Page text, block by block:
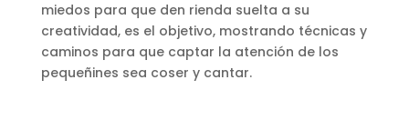
miedos para que den rienda suelta a su
creatividad, es el objetivo, mostrando técnicas y
caminos para que captar la atención de los
pequeñines sea coser y cantar.